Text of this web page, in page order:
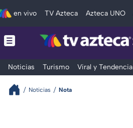
en vivo TV Azteca Azteca UNO
Noticias Turismo Viral y Tendencia
Noticias Nota